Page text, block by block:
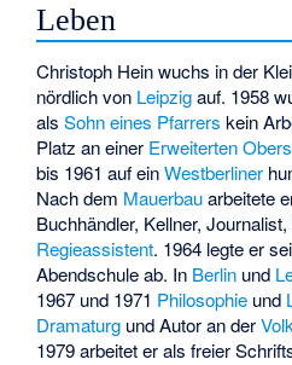
Leben
Christoph Hein wuchs in der
nördlich von Leipzigauf. 1958
alsSohn eines Pfarrers kein
Platz an einer Erweiterten
bis 1961 auf einWestberliner
Nach dem Mauerbauarbeitete
Buchhändler, Kellner,
Regieassistent. 1964 legte er
Abendschule ab. In Berlin und
1967 und 1971 Philosophie und
Dramaturg und Autor an der
1979 arbeitet er als freier